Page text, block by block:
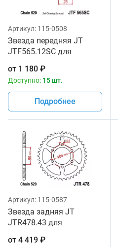
Артикул: 115-0508
Звезда передняя JT
JTF565.12SC для
от 1 180 ₽
Доступно: 15 шт.
Подробнее
Артикул: 115-0587
Звезда задняя JT
JTR478.43 для
от 4 419 ₽